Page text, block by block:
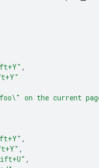
,
on the current
,
,
,